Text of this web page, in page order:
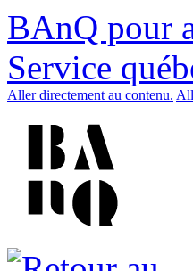
BAnQ pour
Service
Aller directement au contenu.